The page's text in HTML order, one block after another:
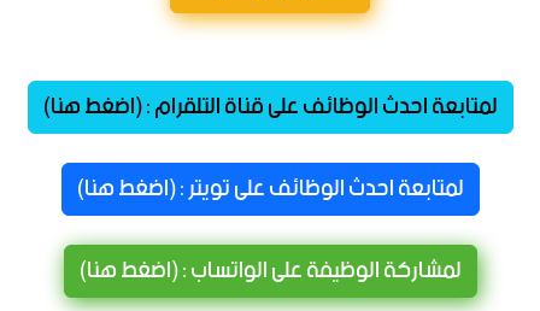
لمتابعة احدث الوظائف على قناة التلقرام : (اضغط هنا)
لمتابعة احدث الوظائف على تويتر : (اضغط هنا)
لمشاركة الوظيفة على الواتساب : (اضغط هنا)